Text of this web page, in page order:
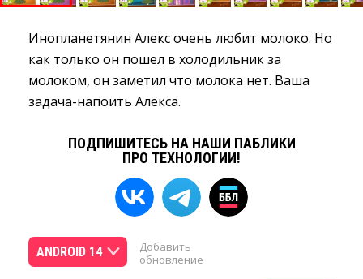
Инопланетянин Алекс очень любит молоко. Но
как только он пошел в холодильник за
молоком, он заметил что молока нет. Ваша
задача-напоить Алекса.
ПОДПИШИТЕСЬ НА НАШИ ПАБЛИКИ
ПРО ТЕХНОЛОГИИ!
ANDROID 14
Добавить
обновление